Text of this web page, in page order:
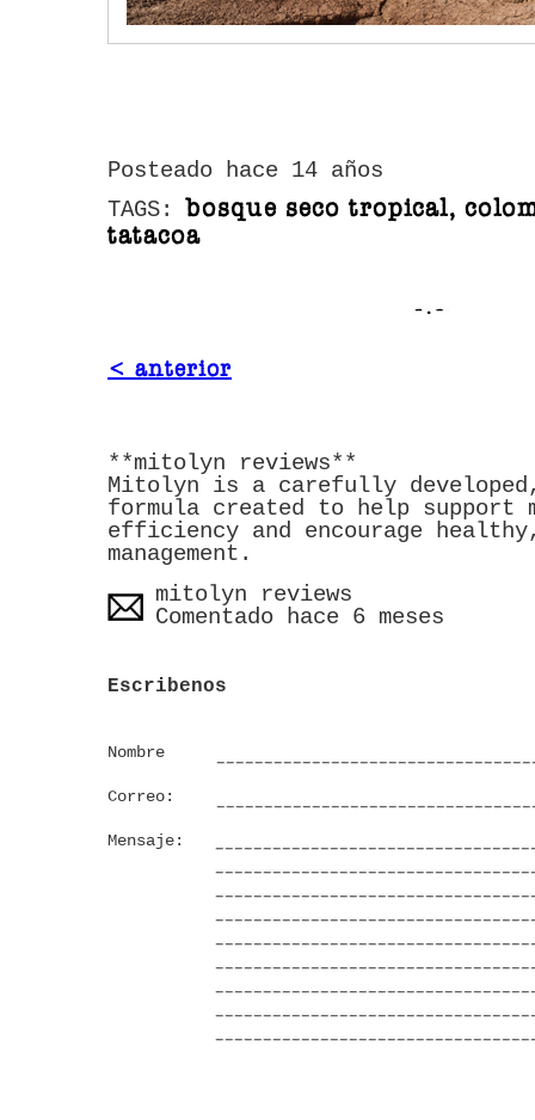
Posteado hace 14 años
TAGS: bosque seco tropical,
tatacoa
< anterior
**mitolyn reviews**
Mitolyn is a carefully
formula created to help support
efficiency and encourage
management.
mitolyn reviews
Comentado hace 6 meses
Escribenos
Nombre
Correo:
Mensaje: